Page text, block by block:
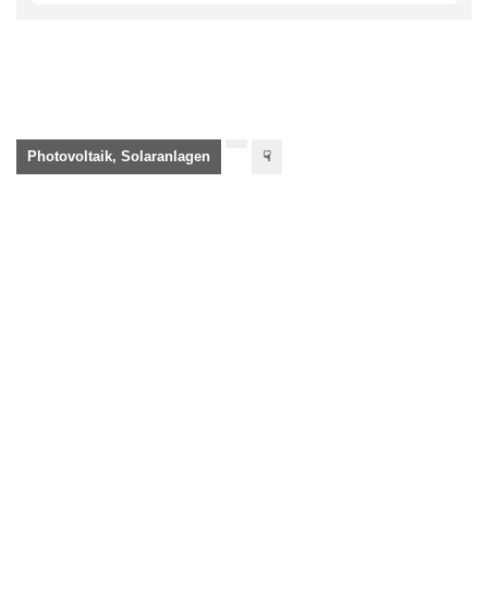
Photovoltaik, Solaranlagen ☟